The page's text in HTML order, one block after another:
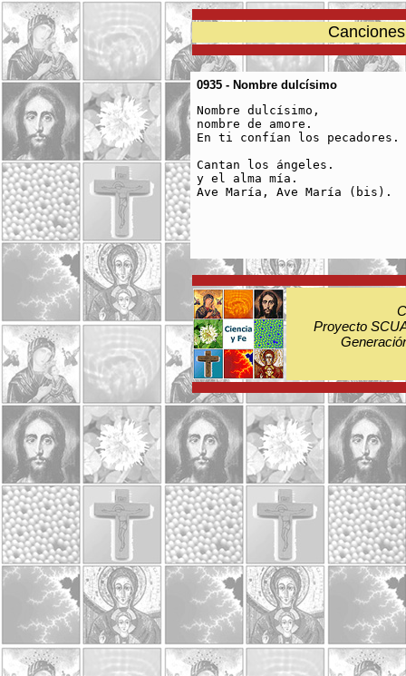
0935 - Nombre dulcísimo
Nombre dulcísimo,
nombre de amore.
En ti confían los pecadores.
Cantan los ángeles.
y el alma mía.
Ave María, Ave María (bis).
Proyecto